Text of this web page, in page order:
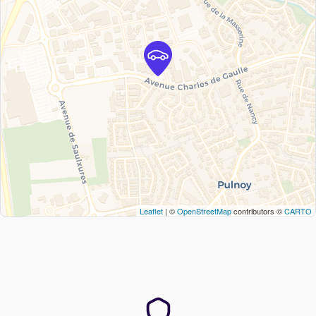
Leaflet | ©OpenStreetMapcontributors ©CARTO